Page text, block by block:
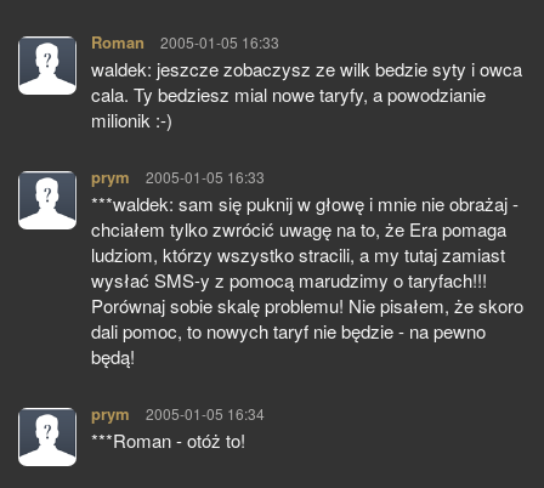
Roman pisze:
2005-01-05 16:33
waldek: jeszcze zobaczysz ze wilk bedzie syty i owca
cala. Ty bedziesz mial nowe taryfy, a powodzianie
milionik :-)
prym pisze:
2005-01-05 16:33
***waldek: sam się puknij w głowę i mnie nie obrażaj -
chciałem tylko zwrócić uwagę na to, że Era pomaga
ludziom, którzy wszystko stracili, a my tutaj zamiast
wysłać SMS-y z pomocą marudzimy o taryfach!!!
Porównaj sobie skalę problemu! Nie pisałem, że skoro
dali pomoc, to nowych taryf nie będzie - na pewno
będą!
prym pisze:
2005-01-05 16:34
***Roman - otóż to!